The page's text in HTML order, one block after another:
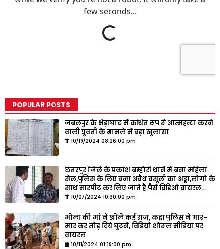
POPULAR POSTS
जबलपुर के भेड़ाघाट में कथित रूप से आत्महत्या करने
वाली युवती के मामले में बड़ा खुलासा
10/19/2024 08:26:00 pm
छतरपुर जिले के प्रकाश बम्होरी थाने में बना महिला
सेल,पुलिस के लिए बना अवैध वसूली का अड्डा,लोगो के
साथ मारपीट कर लिए जाते है पैसे विडिओ वायरल...
10/07/2024 10:30:00 pm
भोला की मां ने खोले कई राज, कहा पुलिस ने मार-
मार कर तोड़ दिये घुटने, विडियो शोसल मीडिया पर
वायरल
10/11/2024 01:19:00 pm